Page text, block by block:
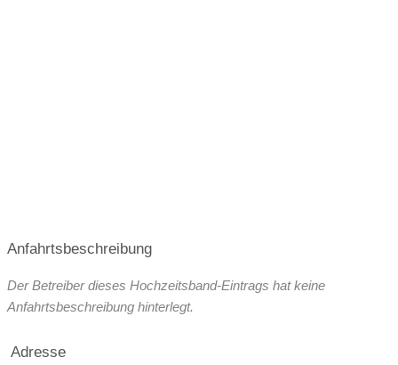
Anfahrtsbeschreibung
Der Betreiber dieses Hochzeitsband-Eintrags hat keine
Anfahrtsbeschreibung hinterlegt.
Adresse